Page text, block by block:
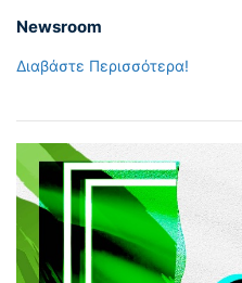
Newsroom
Διαβάστε Περισσότερα!